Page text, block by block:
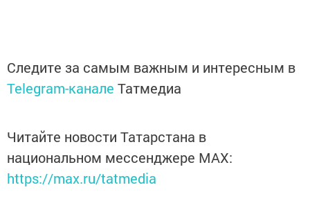
Следите за самым важным и интересным в
Telegram-канале Татмедиа
Читайте новости Татарстана в
национальном мессенджере MАХ:
https://max.ru/tatmedia